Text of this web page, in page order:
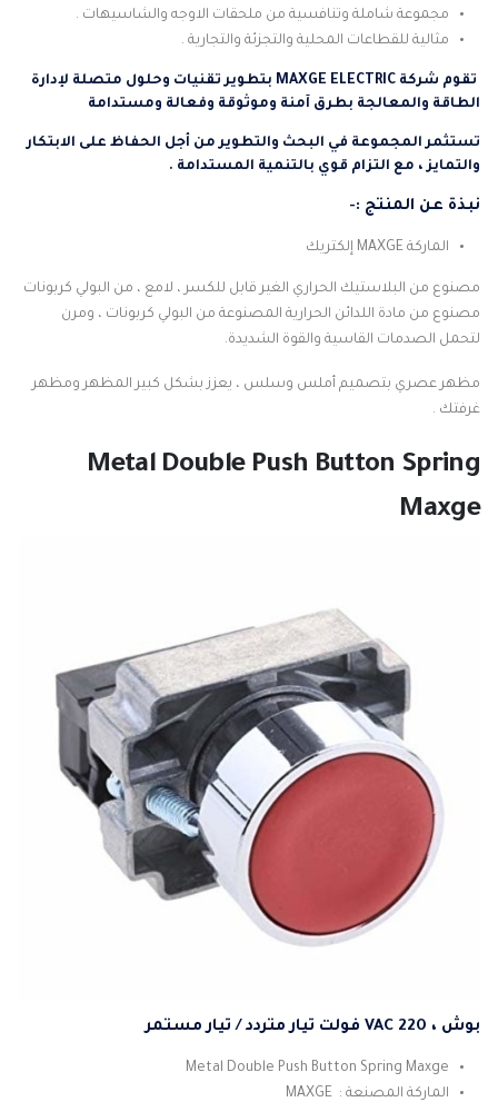
مجموعة شاملة وتنافسية من ملحقات الاوجه والشاسيهات .
مثالية للقطاعات المحلية والتجزئة والتجارية .
تقوم شركة MAXGE ELECTRIC بتطوير تقنيات وحلول متصلة لإدارة
الطاقة والمعالجة بطرق آمنة وموثوقة وفعالة ومستدامة
تستثمر المجموعة في البحث والتطوير من أجل الحفاظ على الابتكار
والتمايز ، مع التزام قوي بالتنمية المستدامة .
نبذة عن المنتج :-
الماركة MAXGE إلكتريك
مصنوع من البلاستيك الحراري الغير قابل للكسر ، لامع ، من البولي كربونات
مصنوع من مادة اللدائن الحرارية المصنوعة من البولي كربونات ، ومرن
لتحمل الصدمات القاسية والقوة الشديدة.
مظهر عصري بتصميم أملس وسلس ، يعزز بشكل كبير المظهر ومظهر
غرفتك .
Metal Double Push Button Spring
Maxge
بوش ، 220 VAC فولت تيار متردد / تيار مستمر
Metal Double Push Button Spring Maxge
الماركة المصنعة : MAXGE